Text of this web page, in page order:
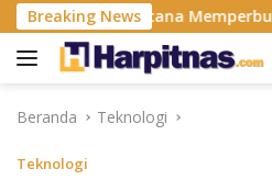
Langsung
ke
konten
Breaking News
RAM Berencana Memperburuk
Beranda Teknologi
Teknologi